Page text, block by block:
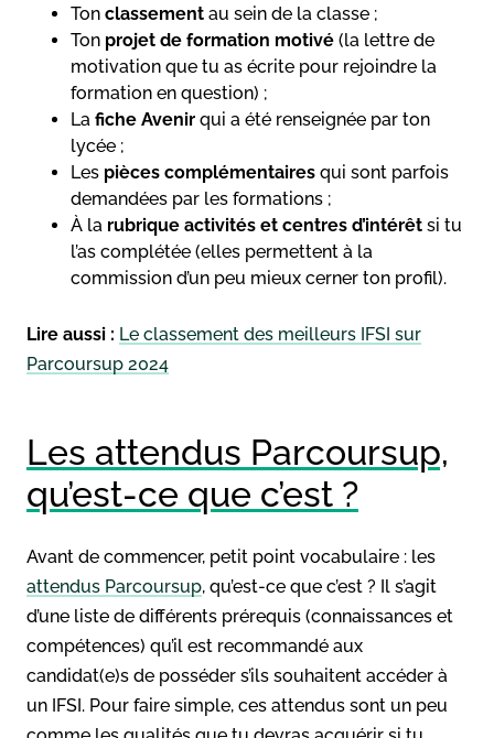
Ton classement au sein de la classe ;
Ton projet de formation motivé (la lettre de
motivation que tu as écrite pour rejoindre la
formation en question) ;
La fiche Avenir qui a été renseignée par ton
lycée ;
Les pièces complémentaires qui sont parfois
demandées par les formations ;
À la rubrique activités et centres d’intérêt si tu
l’as complétée (elles permettent à la
commission d’un peu mieux cerner ton profil).
Lire aussi : Le classement des meilleurs IFSI sur
Parcoursup 2024
Les attendus Parcoursup,
qu’est-ce que c’est ?
Avant de commencer, petit point vocabulaire : les
attendus Parcoursup, qu’est-ce que c’est ? Il s’agit
d’une liste de différents prérequis (connaissances et
compétences) qu’il est recommandé aux
candidat(e)s de posséder s’ils souhaitent accéder à
un IFSI. Pour faire simple, ces attendus sont un peu